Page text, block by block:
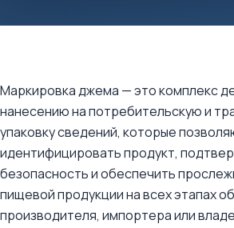
Маркировка джема — это комплекс
нанесению на потребительскую и
упаковку сведений, которые
идентифицировать продукт,
безопасность и обеспечить
пищевой продукции на всех этапах
производителя, импортера или